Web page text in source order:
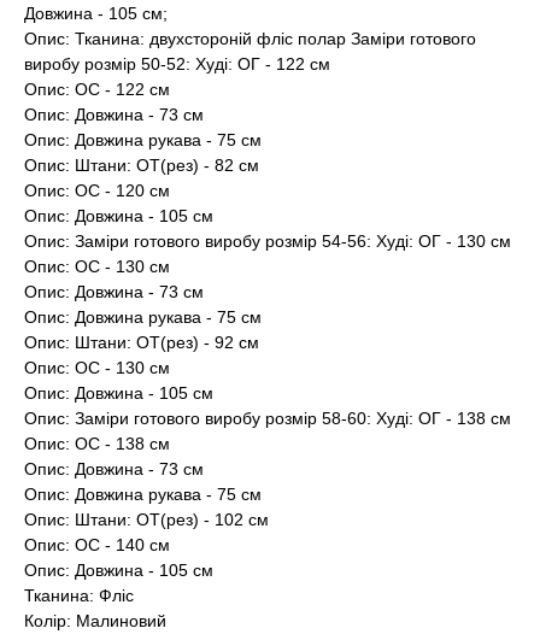
Довжина - 105 см;
Опис: Тканина: двухстороній фліс полар Заміри готового
виробу розмір 50-52: Худі: ОГ - 122 см
Опис: ОС - 122 см
Опис: Довжина - 73 см
Опис: Довжина рукава - 75 см
Опис: Штани: ОТ(рез) - 82 см
Опис: ОС - 120 см
Опис: Довжина - 105 см
Опис: Заміри готового виробу розмір 54-56: Худі: ОГ - 130 см
Опис: ОС - 130 см
Опис: Довжина - 73 см
Опис: Довжина рукава - 75 см
Опис: Штани: ОТ(рез) - 92 см
Опис: ОС - 130 см
Опис: Довжина - 105 см
Опис: Заміри готового виробу розмір 58-60: Худі: ОГ - 138 см
Опис: ОС - 138 см
Опис: Довжина - 73 см
Опис: Довжина рукава - 75 см
Опис: Штани: ОТ(рез) - 102 см
Опис: ОС - 140 см
Опис: Довжина - 105 см
Тканина: Фліс
Колір: Малиновий